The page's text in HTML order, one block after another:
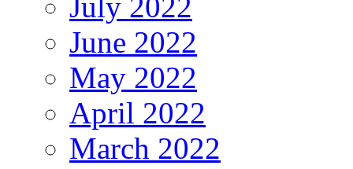
June 2022
May 2022
April 2022
March 2022